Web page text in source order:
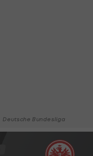
Deutsche Bundesliga